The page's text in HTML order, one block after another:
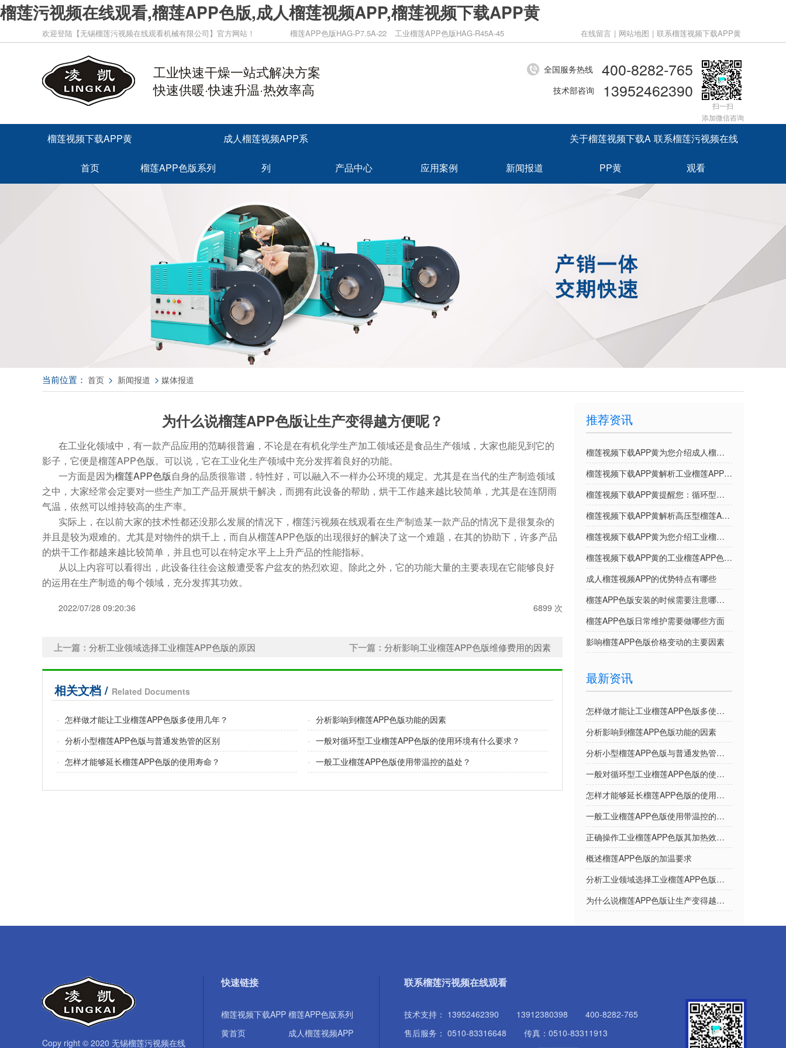
榴莲污视频在线观看,榴莲APP色版,成人榴莲视频APP,榴莲视频下载APP黄
欢迎登陆【无锡榴莲污视频在线观看机械有限公司】官方网站！ 榴莲APP色版HAG-P7.5A-22 工业榴莲APP色版HAG-R45A-45 在线留言 | 网站地图 | 联系榴莲视频下载APP黄
工业快速干燥一站式解决方案
快速供暖·快速升温·热效率高
全国服务热线 400-8282-765
技术部咨询 13952462390
扫一扫
添加微信咨询
榴莲视频下载APP黄
首页 榴莲APP色版系列
成人榴莲视频APP系
列 产品中心 应用案例 新闻报道
关于榴莲视频下载A
PP黄
联系榴莲污视频在线
观看
当前位置： 首页 > 新闻报道 > 媒体报道
为什么说榴莲APP色版让生产变得越方便呢？
在工业化领域中，有一款产品应用的范畴很普遍，不论是在有机化学生产加工领域还是食品生产领域，大家也能见到它的
影子，它便是榴莲APP色版。可以说，它在工业化生产领域中充分发挥着良好的功能。
一方面是因为榴莲APP色版自身的品质很靠谱，特性好，可以融入不一样办公环境的规定。尤其是在当代的生产制造领域
之中，大家经常会定要对一些生产加工产品开展烘干解决，而拥有此设备的帮助，烘干工作越来越比较简单，尤其是在连阴雨
气温，依然可以维持较高的生产率。
实际上，在以前大家的技术性都还没那么发展的情况下，榴莲污视频在线观看在生产制造某一款产品的情况下是很复杂的
并且是较为艰难的。尤其是对物件的烘千上，而自从榴莲APP色版的出现很好的解决了这一个难题，在其的协助下，许多产品
的烘干工作都越来越比较简单，并且也可以在特定水平上上升产品的性能指标。
从以上内容可以看得出，此设备往往会这般遭受客户盆友的热烈欢迎。除此之外，它的功能大量的主要表现在它能够良好
的运用在生产制造的每个领域，充分发挥其功效。
2022/07/28 09:20:36 6899 次
上一篇： 分析工业领域选择工业榴莲APP色版的原因 下一篇： 分析影响工业榴莲APP色版维修费用的因素
相关文档 / Related Documents
· 怎样做才能让工业榴莲APP色版多使用几年？ · 分析影响到榴莲APP色版功能的因素
· 分析小型榴莲APP色版与普通发热管的区别 · 一般对循环型工业榴莲APP色版的使用环境有什么要求？
· 怎样才能够延长榴莲APP色版的使用寿命？ · 一般工业榴莲APP色版使用带温控的益处？
推荐资讯
榴莲视频下载APP黄为您介绍成人榴莲视频APP的优势特点
榴莲视频下载APP黄解析工业榴莲APP色版选型应考虑的因素
榴莲视频下载APP黄提醒您：循环型榴莲APP色版日常使用的注意事项
榴莲视频下载APP黄解析高压型榴莲APP色版的优势特征
榴莲视频下载APP黄为您介绍工业榴莲APP色版的优势特点
榴莲视频下载APP黄的工业榴莲APP色版提供个性定制吗
成人榴莲视频APP的优势特点有哪些
榴莲APP色版安装的时候需要注意哪些事项
榴莲APP色版日常维护需要做哪些方面
影响榴莲APP色版价格变动的主要因素
最新资讯
怎样做才能让工业榴莲APP色版多使用几年？
分析影响到榴莲APP色版功能的因素
分析小型榴莲APP色版与普通发热管的区别
一般对循环型工业榴莲APP色版的使用环境有什么要求？
怎样才能够延长榴莲APP色版的使用寿命？
一般工业榴莲APP色版使用带温控的益处？
正确操作工业榴莲APP色版其加热效果越好
概述榴莲APP色版的加温要求
分析工业领域选择工业榴莲APP色版的原因
为什么说榴莲APP色版让生产变得越方便呢？
Copy right © 2020 无锡榴莲污视频在线
快速链接
榴莲视频下载APP
黄首页
榴莲APP色版系列
成人榴莲视频APP
联系榴莲污视频在线观看
技术支持： 13952462390 13912380398
400-8282-765
售后服务： 0510-83316648
传真：0510-83311913